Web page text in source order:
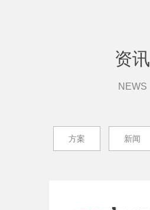
资讯
NEWS
方案 新闻